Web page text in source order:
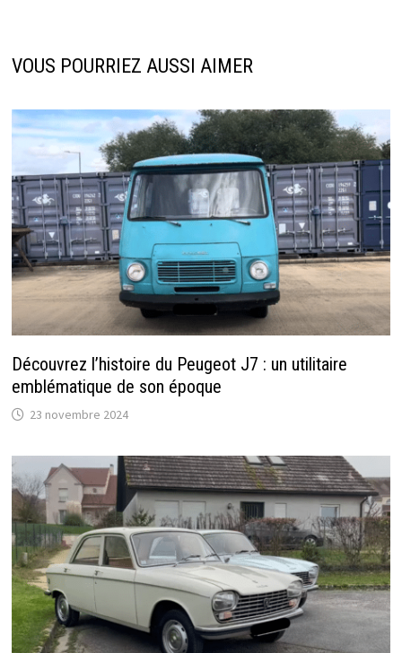
VOUS POURRIEZ AUSSI AIMER
Découvrez l’histoire du Peugeot J7 : un utilitaire
emblématique de son époque
23 novembre 2024